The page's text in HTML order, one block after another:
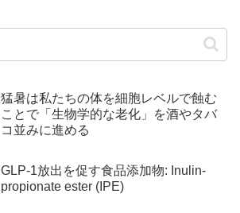
猛暑は私たちの体を細胞レベルで蝕む
ことで「生物学的な老化」を酒やタバ
コ並みに進める
GLP-1放出を促す食品添加物: Inulin-
propionate ester (IPE)